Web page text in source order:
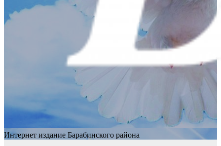
Интернет издание Барабинского района